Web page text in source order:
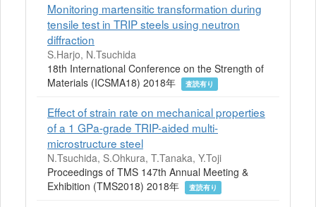
Monitoring martensitic transformation during
tensile test in TRIP steels using neutron
diffraction
S.Harjo, N.Tsuchida
18th International Conference on the Strength of
Materials (ICSMA18) 2018年
査読有り
Effect of strain rate on mechanical properties
of a 1 GPa-grade TRIP-aided multi-
microstructure steel
N.Tsuchida, S.Ohkura, T.Tanaka, Y.Toji
Proceedings of TMS 147th Annual Meeting &
Exhibition (TMS2018) 2018年
査読有り